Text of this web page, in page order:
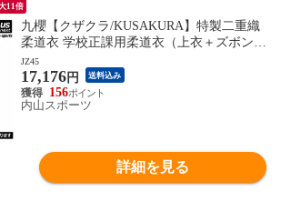
11倍
九櫻【クザクラ/KUSAKURA】特製二重織
柔道衣 学校正課用柔道衣（上衣＋ズボン）
2026年継続モデル【JZ 先鋒 SEN－POU 柔
道着セット】【翌日配達対象】 [自社]
JZ45
17,176円 送料込み
156
内山スポーツ
詳細を見る